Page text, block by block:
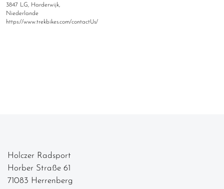
3847 LG, Harderwijk,
Niederlande
https://www.trekbikes.com/contactUs/
Holczer Radsport
Horber Straße 61
71083 Herrenberg